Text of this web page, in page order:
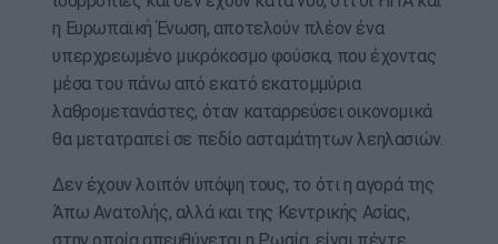
η Ευρωπαϊκή Ένωση, αποτελούν πλέον ένα
υπερχρεωμένο μικρόκοσμο φούσκα, που έχοντας
μέσα του πάνω από εκατό εκατομμύρια
λαθρομετανάστες, όταν καταρρεύσει οικονομικά
θα μετατραπεί σε πεδίο ασταμάτητων λεηλασιών.
Δεν έχουν λοιπόν υπόψη τους, το ότι η αγορά της
Άπω Ανατολής, αλλά και της Κεντρικής Ασίας,